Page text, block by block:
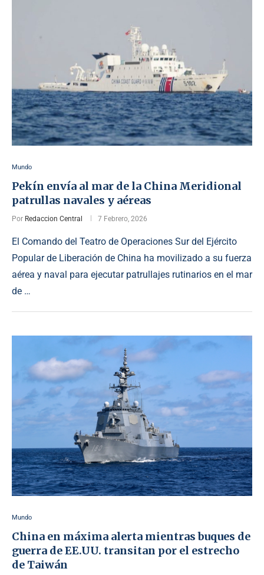
Mundo
Pekín envía al mar de la China Meridional
patrullas navales y aéreas
Por Redaccion Central 7 Febrero, 2026
El Comando del Teatro de Operaciones Sur del Ejército
Popular de Liberación de China ha movilizado a su fuerza
aérea y naval para ejecutar patrullajes rutinarios en el mar
de …
Mundo
China en máxima alerta mientras buques de
guerra de EE.UU. transitan por el estrecho
de Taiwán